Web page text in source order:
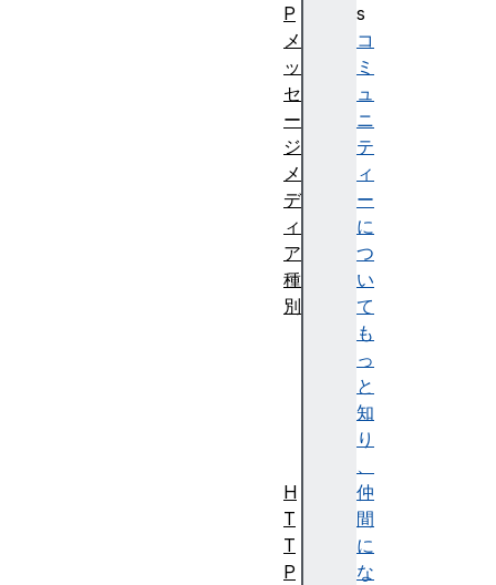
s
コ
ミ
ュ
ニ
テ
ィ
ー
に
つ
い
て
も
っ
と
知
り
、
仲
間
に
な
P
メ
ッ
セ
ー
ジ
メ
デ
ィ
ア
種
別
H
T
T
P